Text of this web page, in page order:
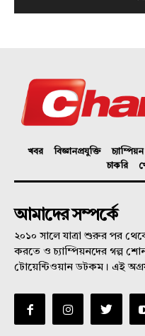
খবর বিজ্ঞানপ্রযুক্তি চ্যাম্পিয়ন
চাকরি
আমাদের সম্পর্কে
২০১০ সালে যাত্রা শুরুর পর
করতে ও চ্যাম্পিয়নদের গল্প
টোয়েন্টিওয়ান ডটকম। এই